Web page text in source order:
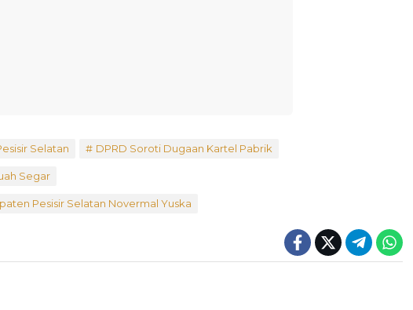
Selatan DPRD Soroti Dugaan Kartel Pabrik
Segar
Pesisir Selatan Novermal Yuska